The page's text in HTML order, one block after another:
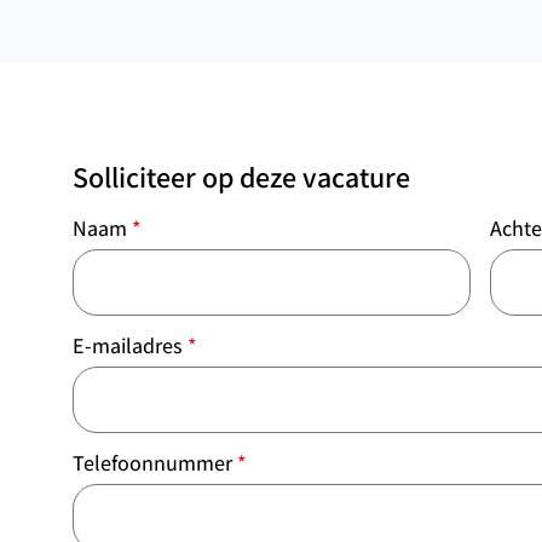
Solliciteer op deze vacature
Naam *
E-mailadres *
Telefoonnummer *